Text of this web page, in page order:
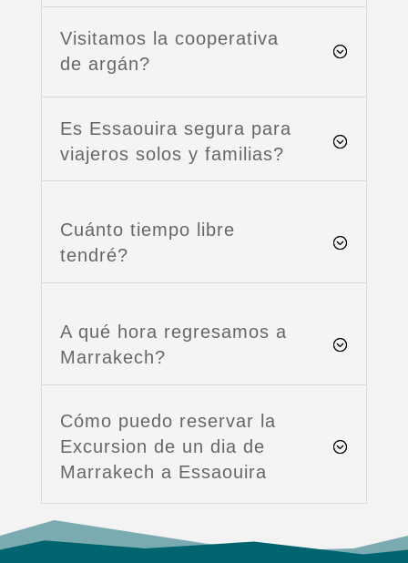
Visitamos la cooperativa
de argán?
Es Essaouira segura para
viajeros solos y familias?
Cuánto tiempo libre
tendré?
A qué hora regresamos a
Marrakech?
Cómo puedo reservar la
Excursion de un dia de
Marrakech a Essaouira